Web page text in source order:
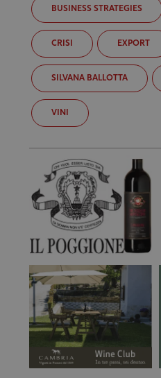
BUSINESS STRATEGIES
CRISI EXPORT
SILVANA BALLOTTA
VINI